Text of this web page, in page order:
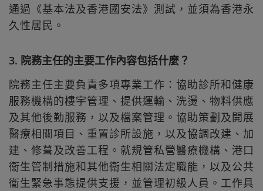
通過《基本法及香港國安法》測試，並須為香港永
久性居民。
3. 院務主任的主要工作內容包括什麼？
院務主任主要負責多項專業工作：協助診所和健康
服務機構的樓宇管理、提供運輸、洗燙、物料供應
及其他後勤服務，以及檔案管理。協助策劃及開展
醫療相關項目、重置診所設施，以及協調改建、加
建、修葺及改善工程。就規管私營醫療機構、港口
衞生管制措施和其他衞生相關法定職能，以及公共
衞生緊急事態提供支援，並管理初級人員。工作具